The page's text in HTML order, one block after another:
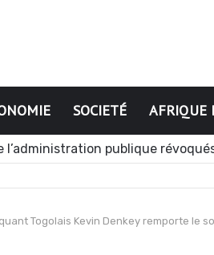
SOCIETÉ AFRIQUE
l’administration publique
Togolais Kevin Denkey remporte le